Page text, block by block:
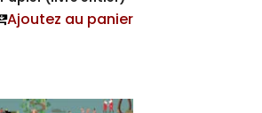
Ajoutez au panier